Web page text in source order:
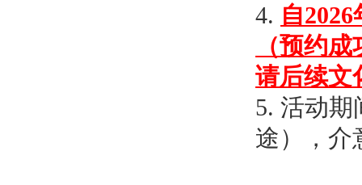
4. 自
（预约
请后续文
5. 活动
途），介